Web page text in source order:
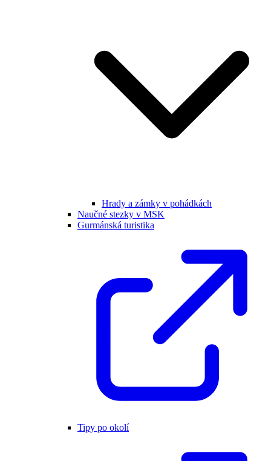
Hrady a zámky v pohádkách
Naučné stezky v MSK
Gurmánská turistika
Tipy po okolí